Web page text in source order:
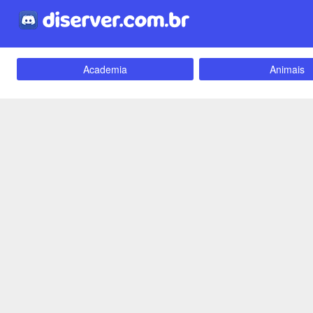
Academia Animais